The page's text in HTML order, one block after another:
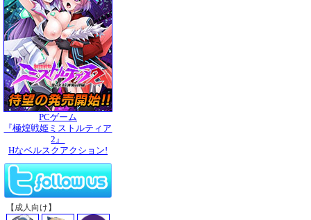
PCゲーム
『極煌戦姫ミストルティア
2』
Hなベルスクアクション!
【成人向け】